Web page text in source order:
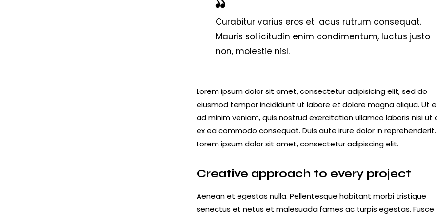
Curabitur varius eros et lacus rutrum consequat.
Mauris sollicitudin enim condimentum, luctus justo
non, molestie nisl.
Lorem ipsum dolor sit amet, consectetur adipisicing elit, sed do
eiusmod tempor incididunt ut labore et dolore magna aliqua. Ut
ad minim veniam, quis nostrud exercitation ullamco laboris nisi ut
ex ea commodo consequat. Duis aute irure dolor in reprehenderit.
Lorem ipsum dolor sit amet, consectetur adipiscing elit.
Creative approach to every project
Aenean et egestas nulla. Pellentesque habitant morbi tristique
senectus et netus et malesuada fames ac turpis egestas. Fusce